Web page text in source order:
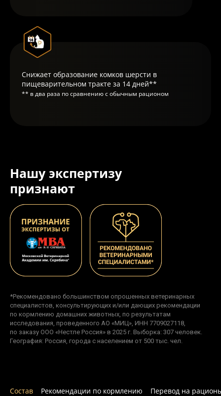
Снижает образование комков шерсти в
пищеварительном тракте за 14 дней**
** в два раза по сравнению с обычным рационом
Нашу экспертизу
признают
*Рекомендовано большинством опрошенных ветеринарных
специалистов, консультирующих и/или дающих рекомендации
по кормлению домашних животных, по результатам
исследования, проведенного АО «МИЦ», ИНН 7709027118,
по заказу ООО «Нестле Россия» в 2025 г. Выборка: 307 человек.
География: Россия, города с населением от 500 тыс. чел.
Состав Рекомендации по кормлению Перевод на